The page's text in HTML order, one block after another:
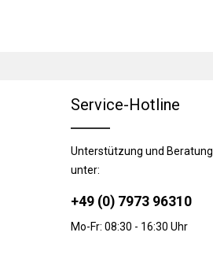
Service-Hotline
Unterstützung und Beratung
unter:
+49 (0) 7973 96310
Mo-Fr: 08:30 - 16:30 Uhr